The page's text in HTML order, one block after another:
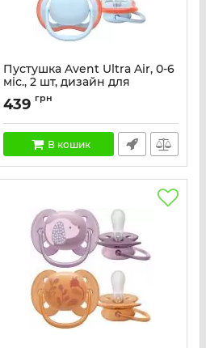
Пустушка Avent Ultra Air, 0-6
міс., 2 шт, дизайн для
хлопчиків.
Артикул:
439 грн
В кошик